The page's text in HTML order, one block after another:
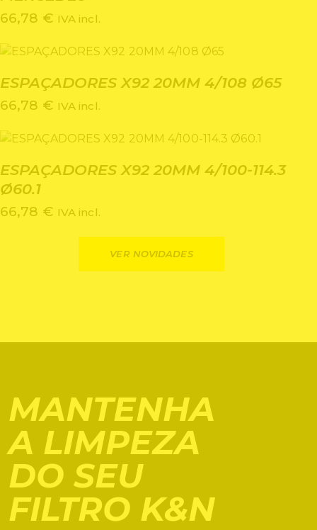
66,78 € IVA incl.
ESPAÇADORES X92 20MM 4/108 Ø65
66,78 € IVA incl.
ESPAÇADORES X92 20MM 4/100-114.3
Ø60.1
66,78 € IVA incl.
VER NOVIDADES
MANTENHA
A LIMPEZA
DO SEU
FILTRO K&N